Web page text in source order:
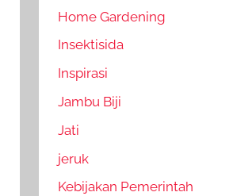
Home Gardening
Insektisida
Inspirasi
Jambu Biji
Jati
jeruk
Kebijakan Pemerintah